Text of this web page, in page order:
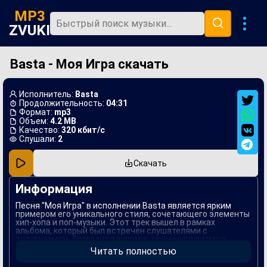
MP3
ZVUKI
Главная
Популярная
В машину
Музыка 80х
Ремиксы
Basta - Моя Игра скачать
Исполнитель: Basta
Продолжительность: 04:31
Формат: mp3
Объем: 4.2 MB
Качество: 320 кбит/с
Слушали: 2
Скачать
Информация
Песня "Моя Игра" в исполнении Basta является ярким
примером его уникального стиля, сочетающего элементы
хип-хопа и поп-музыки. Этот трек вышел в рамках
альбома, который был встречен слушателями с
энтузиазмом, благодаря запоминающемуся ритму и
глубоким текстам. В "Моя Игра" артист делится своими
размышлениями о жизни, внутренней борьбе и
Читать полностью